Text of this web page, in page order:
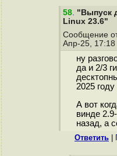
58. "Выпуск
Linux 23.6"
Сообщение
Апр-25, 17:18
ну
да и 2/3
2025 году
А вот
винде
назад, а
Ответить